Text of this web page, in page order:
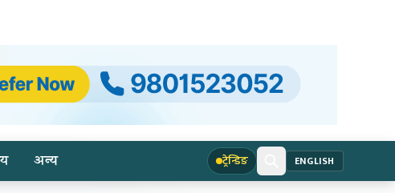
अन्य ट्रेन्डिङ ENGLISH